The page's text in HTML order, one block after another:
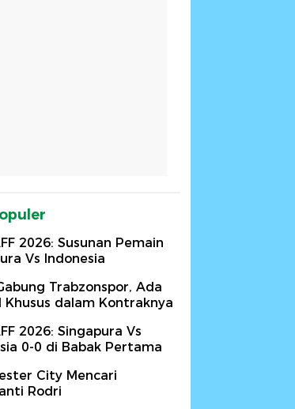
2026: Susunan Pemain
Vs Indonesia
Trabzonspor, Ada
Khusus dalam Kontraknya
2026: Singapura Vs
0-0 di Babak Pertama
City Mencari
Rodri